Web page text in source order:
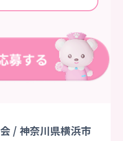
/ 神奈川県横浜市